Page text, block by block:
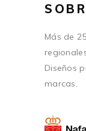
Más de
Diseños
marcas.